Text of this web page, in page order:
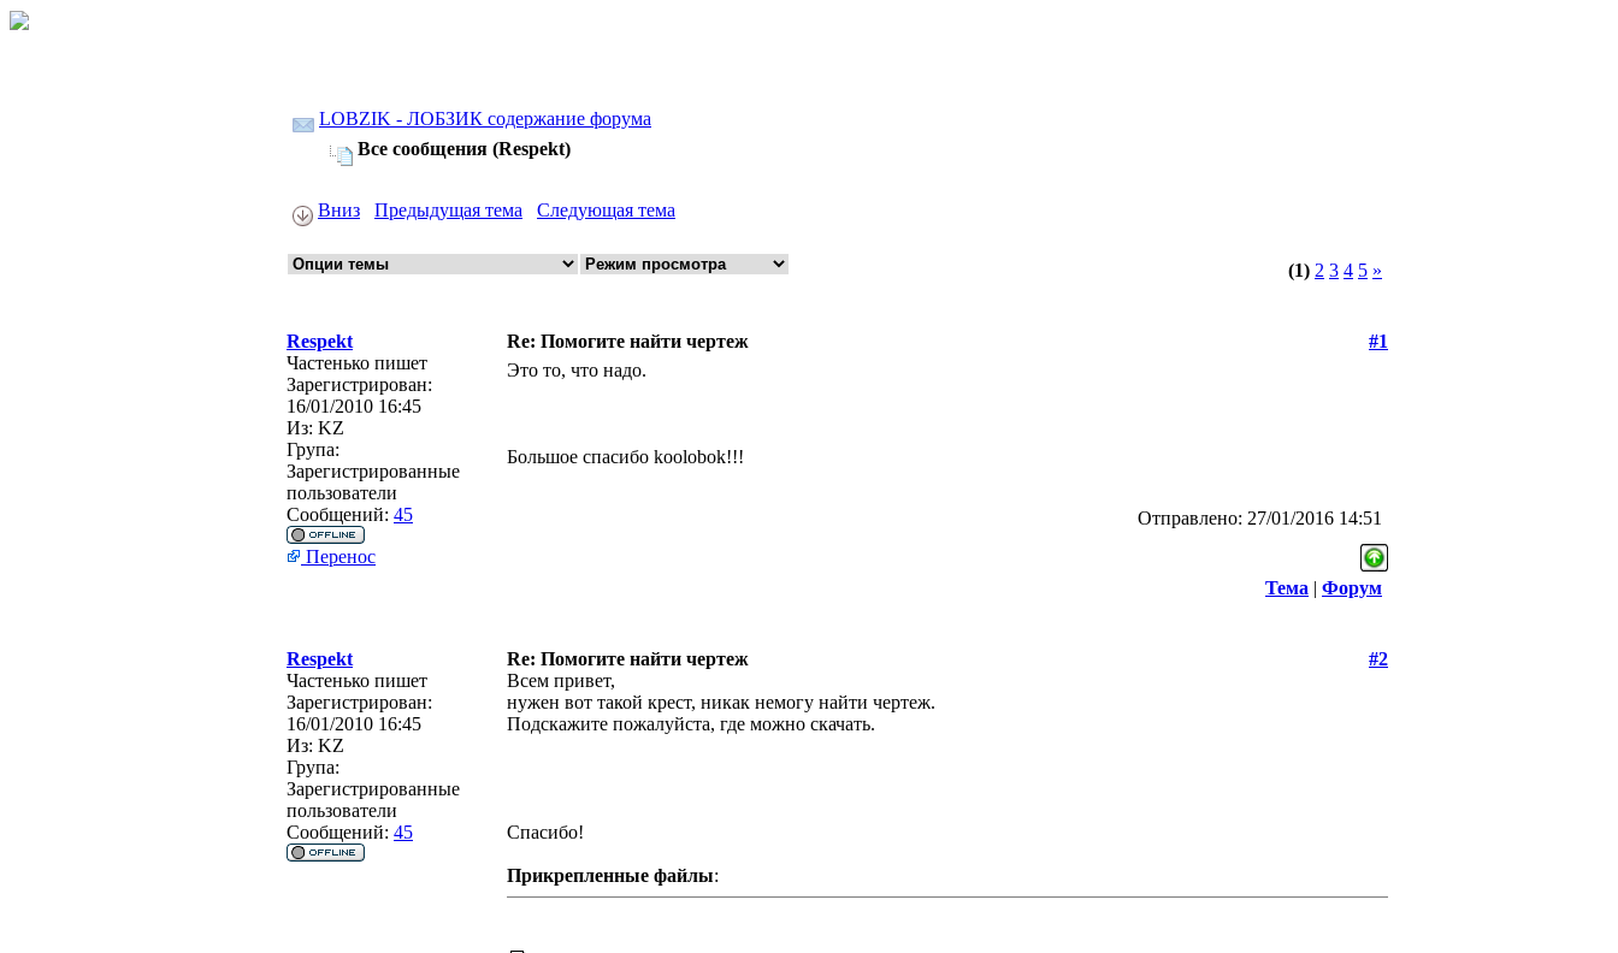
LOBZIK - ЛОБЗИК содержание форума
Все сообщения (Respekt)
Вниз Предыдущая тема Следующая тема
(1) 2 3 4 5 »
Respekt Re: Помогите найти чертеж
#1
Частенько пишет
Зарегистрирован:
16/01/2010 16:45
Из: KZ
Група:
Зарегистрированные
пользователи
Сообщений: 45
Это то, что надо.
Большое спасибо koolobok!!!
Отправлено: 27/01/2016 14:51
Перенос
Тема | Форум
Respekt Re: Помогите найти чертеж
#2
Частенько пишет
Зарегистрирован:
16/01/2010 16:45
Из: KZ
Група:
Зарегистрированные
пользователи
Сообщений: 45
Всем привет,
нужен вот такой крест, никак немогу найти чертеж.
Подскажите пожалуйста, где можно скачать.
Спасибо!
Прикрепленные файлы: